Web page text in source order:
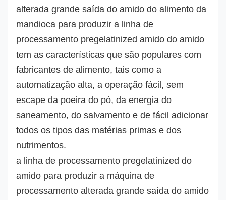
alterada grande saída do amido do alimento da
mandioca para produzir a linha de
processamento pregelatinized amido do amido
tem as características que são populares com
fabricantes de alimento, tais como a
automatização alta, a operação fácil, sem
escape da poeira do pó, da energia do
saneamento, do salvamento e de fácil adicionar
todos os tipos das matérias primas e dos
nutrimentos.
a linha de processamento pregelatinized do
amido para produzir a máquina de
processamento alterada grande saída do amido